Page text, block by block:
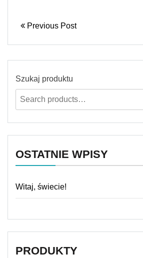
Previous Post
Szukaj produktu
OSTATNIE WPISY
Witaj, świecie!
PRODUKTY